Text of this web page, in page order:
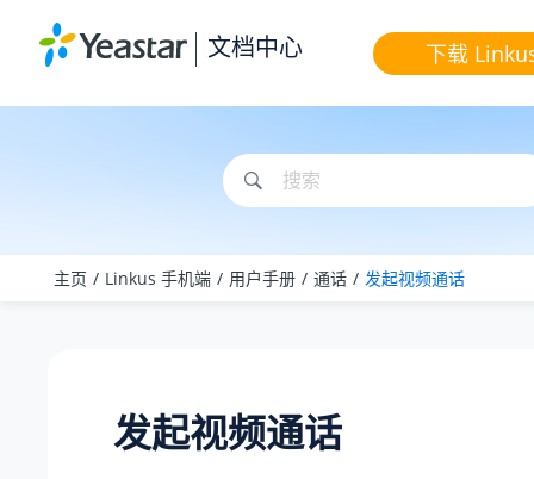
文档中心 下载
主页 Linkus 手机端 用户手册 通话 发起视频通话
发起视频通话